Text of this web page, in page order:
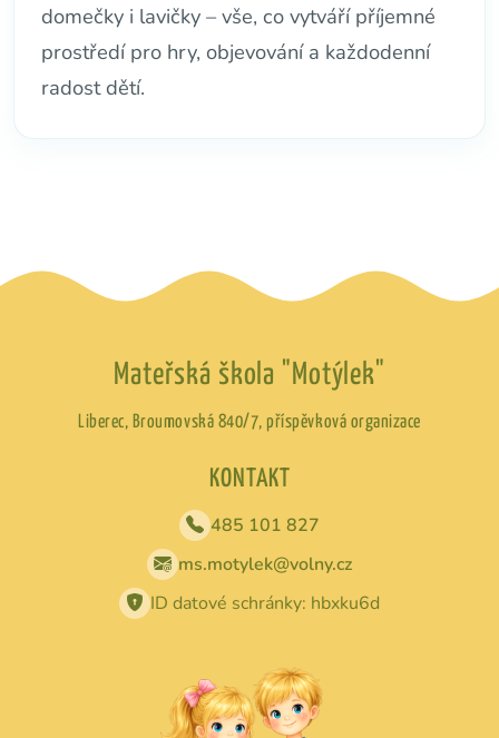
domečky i lavičky – vše, co vytváří příjemné
prostředí pro hry, objevování a každodenní
radost dětí.
Mateřská škola "Motýlek"
Liberec, Broumovská 840/7, příspěvková organizace
KONTAKT
485 101 827
ms.motylek@volny.cz
ID datové schránky: hbxku6d